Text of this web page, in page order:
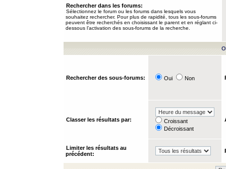
Rechercher dans les forums:
Sélectionnez le forum ou les forums dans lesquels vous
souhaitez rechercher. Pour plus de rapidité, tous les sous-forums
peuvent être recherchés en choisissant le parent et en réglant ci-
dessous l’activation des sous-forums de la recherche.
Rechercher des sous-forums: Oui Non
Classer les résultats par:
Croissant
Décroissant
Limiter les résultats au
précédent: